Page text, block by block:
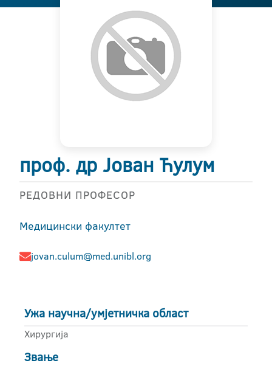
проф. др Јован Ћулум
РЕДОВНИ ПРОФЕСОР
Медицински факултет
jovan.culum@med.unibl.org
Ужа научна/умјетничка област
Хирургија
Звање